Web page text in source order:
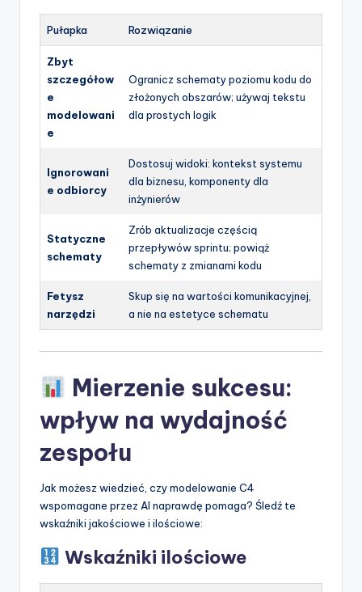
Pułapka Rozwiązanie
Zbyt
szczegółow
e
modelowani
e
Ogranicz schematy poziomu kodu do
złożonych obszarów; używaj tekstu
dla prostych logik
Ignorowani
e odbiorcy
Dostosuj widoki: kontekst systemu
dla biznesu, komponenty dla
inżynierów
Statyczne
schematy
Zrób aktualizacje częścią
przepływów sprintu; powiąż
schematy z zmianami kodu
Fetysz
narzędzi
Skup się na wartości komunikacyjnej,
a nie na estetyce schematu
Mierzenie sukcesu:
wpływ na wydajność
zespołu
Jak możesz wiedzieć, czy modelowanie C4
wspomagane przez AI naprawdę pomaga? Śledź te
wskaźniki jakościowe i ilościowe:
Wskaźniki ilościowe